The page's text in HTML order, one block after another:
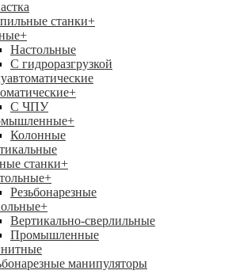
станки+
+
Настольные
С гидроразгрузкой
+
С ЧПУ
+
Колонные
станки+
+
Резьбонарезные
+
Вертикально-сверлильные
Промышленные
манипуляторы